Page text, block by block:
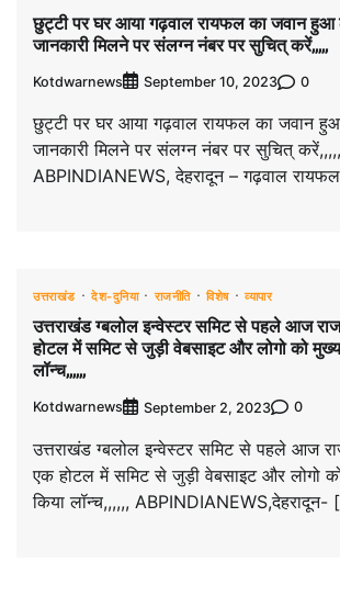
छुट्टी पर घर आया गढ़वाल रायफल का जवान हुआ
जानकारी मिलने पर संलग्न नंबर पर सुचित् करें,,,,,
Kotdwarnews September 10, 2023 0
छुट्टी पर घर आया गढ़वाल रायफल का जवान
जानकारी मिलने पर संलग्न नंबर पर सुचित् करें,,,,,
ABPINDIANEWS, देहरादून – गढ़वाल
उत्तराखंड देश-दुनिया राजनीति विशेष व्यापार
उत्तराखंड ग्बलोल इन्वेस्टर समिट से पहले आज
होटल में समिट से जुड़ी वेबसाइट और लोगो को
लॉन्च,,,,,,
Kotdwarnews September 2, 2023 0
उत्तराखंड ग्बलोल इन्वेस्टर समिट से पहले आज
एक होटल में समिट से जुड़ी वेबसाइट और लोगो
किया लॉन्च,,,,,, ABPINDIANEWS,देहरादून-